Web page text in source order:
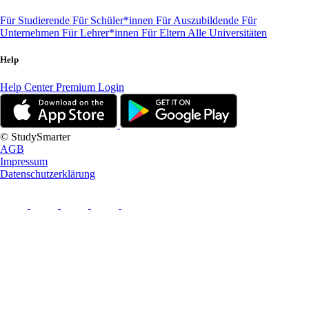
Für Studierende Für Schüler*innen Für Auszubildende Für
Unternehmen Für Lehrer*innen Für Eltern Alle Universitäten
Help
Help CenterPremium Login
© StudySmarter
AGB
Impressum
Datenschutzerklärung